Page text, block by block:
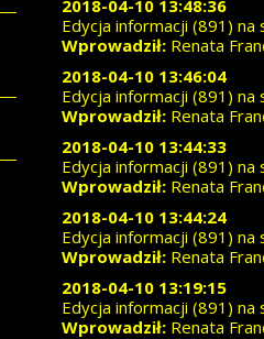
2018-04-10 13:48:36
Edycja informacji (891) na
Wprowadził:Renata
2018-04-10 13:46:04
Edycja informacji (891) na
Wprowadził:Renata
2018-04-10 13:44:33
Edycja informacji (891) na
Wprowadził:Renata
2018-04-10 13:44:24
Edycja informacji (891) na
Wprowadził:Renata
2018-04-10 13:19:15
Edycja informacji (891) na
Wprowadził:Renata